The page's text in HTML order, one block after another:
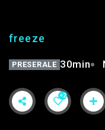
freeze
PRESERALE 30min
+2